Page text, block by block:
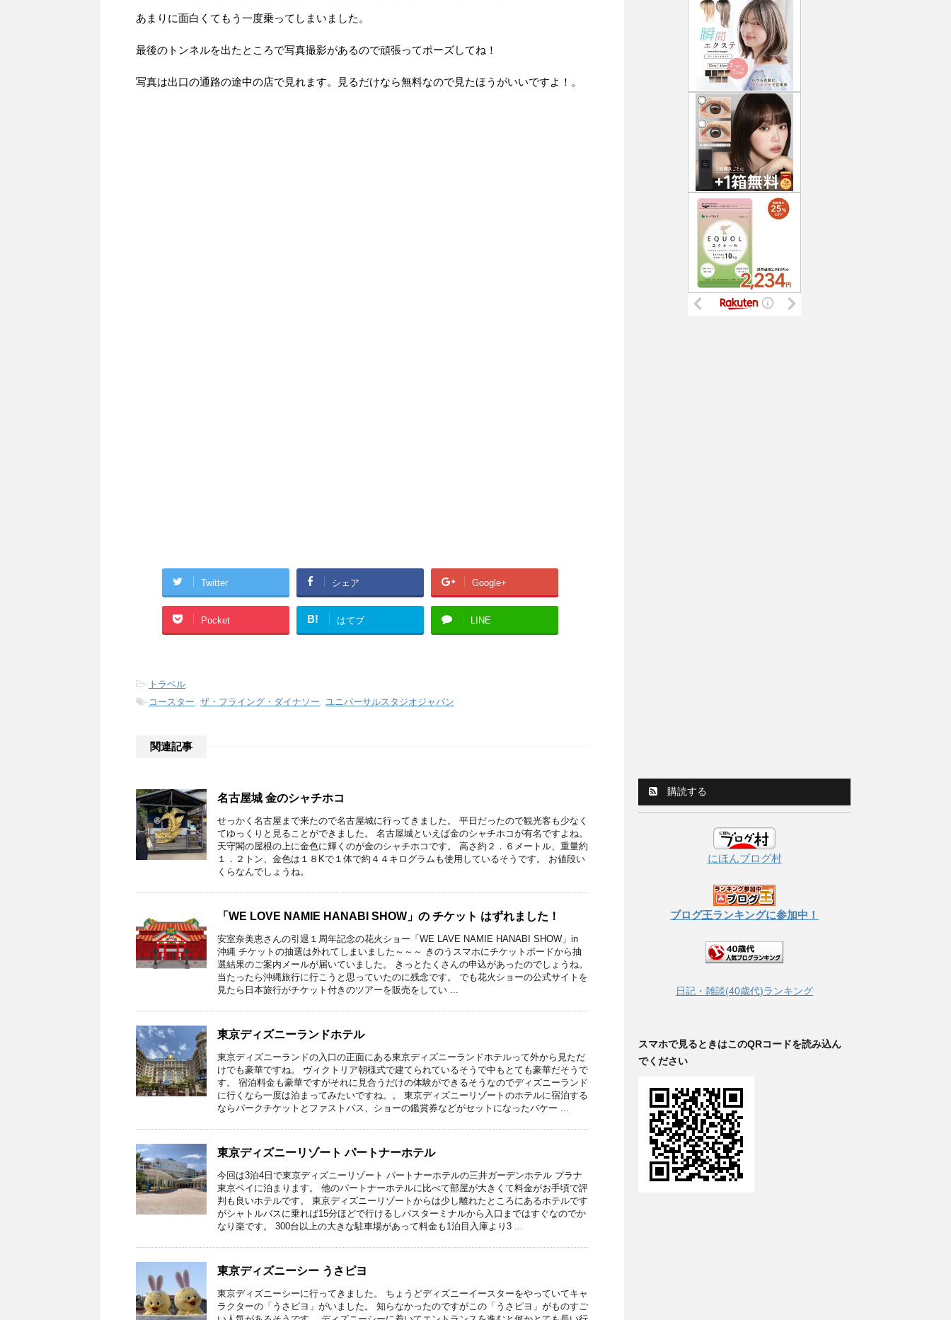
あまりに面白くてもう一度乗ってしまいました。
最後のトンネルを出たところで写真撮影があるので頑張ってポーズしてね！
写真は出口の通路の途中の店で見れます。見るだけなら無料なので見たほうがいいですよ！。
Twitter シェア Google+
Pocket B! はてブ LINE
- トラベル
-コースター, ザ・フライング・ダイナソー, ユニバーサルスタジオジャパン
関連記事
名古屋城 金のシャチホコ
せっかく名古屋まで来たので名古屋城に行ってきました。 平日だったので観光客も少なく
てゆっくりと見ることができました。 名古屋城といえば金のシャチホコが有名ですよね。
天守閣の屋根の上に金色に輝くのが金のシャチホコです。 高さ約２．６メートル、重量約
１．２トン、金色は１８Kで１体で約４４キログラムも使用しているそうです。 お値段い
くらなんでしょうね。
「WE LOVE NAMIE HANABI SHOW」の チケット はずれました！
安室奈美恵さんの引退１周年記念の花火ショー「WE LAVE NAMIE HANABI SHOW」in
沖縄 チケットの抽選は外れてしまいました～～～ きのうスマホにチケットボードから抽
選結果のご案内メールが届いていました。 きっとたくさんの申込があったのでしょうね。
当たったら沖縄旅行に行こうと思っていたのに残念です。 でも花火ショーの公式サイトを
見たら日本旅行がチケット付きのツアーを販売をしてい ...
東京ディズニーランドホテル
東京ディズニーランドの入口の正面にある東京ディズニーランドホテルって外から見ただ
けでも豪華ですね。 ヴィクトリア朝様式で建てられているそうで中もとても豪華だそうで
す。 宿泊料金も豪華ですがそれに見合うだけの体験ができるそうなのでディズニーランド
に行くなら一度は泊まってみたいですね。。 東京ディズニーリゾートのホテルに宿泊する
ならパークチケットとファストパス、ショーの鑑賞券などがセットになったバケー ...
東京ディズニーリゾート パートナーホテル
今回は3泊4日で東京ディズニーリゾート パートナーホテルの三井ガーデンホテル プラナ
東京ベイに泊まります。 他のパートナーホテルに比べて部屋が大きくて料金がお手頃で評
判も良いホテルです。 東京ディズニーリゾートからは少し離れたところにあるホテルです
がシャトルバスに乗れば15分ほどで行けるしバスターミナルから入口まではすぐなのでか
なり楽です。 300台以上の大きな駐車場があって料金も1泊目入庫より3 ...
東京ディズニーシー うさピヨ
東京ディズニーシーに行ってきました。 ちょうどディズニーイースターをやっていてキャ
ラクターの「うさピヨ」がいました。 知らなかったのですがこの「うさピヨ」がものすご
購読する
にほんブログ村
ブログ王ランキングに参加中！
日記・雑談(40歳代)ランキング
スマホで見るときはこのQRコードを読み込ん
でください